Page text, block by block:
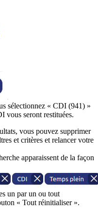
sélectionnez « CDI (941) »
vous seront restituées.
vous pouvez supprimer
et critères et relancer votre
apparaissent de la façon
un par un ou tout
« Tout réinitialiser ».